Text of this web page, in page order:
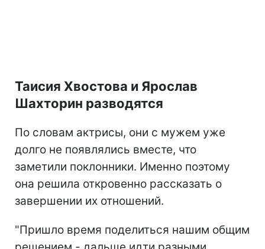
Таисия Хвостова и Ярослав
Шахторин разводятся
По словам актрисы, они с мужем уже
долго не появлялись вместе, что
заметили поклонники. Именно поэтому
она решила откровенно рассказать о
завершении их отношений.
"Пришло время поделиться нашим общим